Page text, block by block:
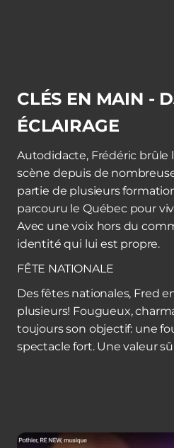
CLÉS EN MAIN -
ÉCLAIRAGE
Autodidacte, Frédéric brûle
scène depuis de
partie de plusieurs
parcouru le Québec pour
Avec une voix hors du
identité qui lui est propre.
FÊTE NATIONALE
Des fêtes nationales, Fred
plusieurs! Fougueux,
toujours son objectif: une
spectacle fort. Une valeur